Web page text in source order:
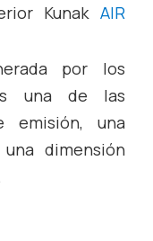
Kunak AIR
por los
una de las
emisión, una
dimensión